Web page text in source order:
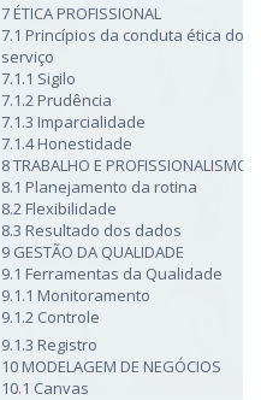
7 ÉTICA PROFISSIONAL
7.1 Princípios da conduta ética do
serviço
7.1.1 Sigilo
7.1.2 Prudência
7.1.3 Imparcialidade
7.1.4 Honestidade
8 TRABALHO E PROFISSIONALISMO
8.1 Planejamento da rotina
8.2 Flexibilidade
8.3 Resultado dos dados
9 GESTÃO DA QUALIDADE
9.1 Ferramentas da Qualidade
9.1.1 Monitoramento
9.1.2 Controle
9.1.3 Registro
10 MODELAGEM DE NEGÓCIOS
10.1 Canvas